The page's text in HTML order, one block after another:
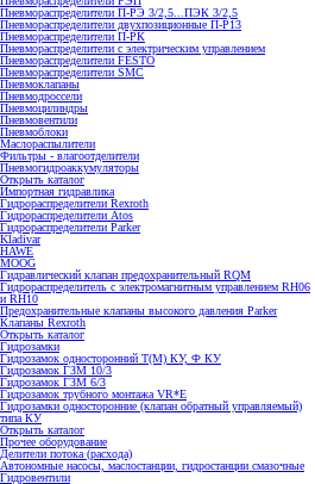
Пневмораспределители П-РЭ 3/2,5...ПЭК 3/2,5
Пневмораспределители двухпозиционные П-Р13
Пневмораспределители П-РК
Пневмораспределители с электрическим управлением
Пневмораспределители FESTO
Пневмораспределители SMC
Пневмоклапаны
Пневмодроссели
Пневмоцилиндры
Пневмовентили
Пневмоблоки
Маслораспылители
Фильтры - влагоотделители
Пневмогидроаккумуляторы
Открыть каталог
Импортная гидравлика
Гидрораспределители Rexroth
Гидрораспределители Atos
Гидрораспределители Parker
Kladivar
HAWE
MOOG
Гидравлический клапан предохранительный RQM
Гидрораспределитель с электромагнитным управлением RH06
и RH10
Предохранительные клапаны высокого давления Parker
Клапаны Rexroth
Открыть каталог
Гидрозамки
Гидрозамок односторонний Т(М) КУ, Ф КУ
Гидрозамок ГЗМ 10/3
Гидрозамок ГЗМ 6/3
Гидрозамок трубного монтажа VR*E
Гидрозамки односторонние (клапан обратный управляемый)
типа КУ
Открыть каталог
Прочее оборудование
Делители потока (расхода)
Автономные насосы, маслостанции, гидростанции смазочные
Гидровентили